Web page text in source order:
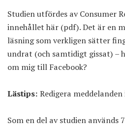
Studien utfördes av Consumer
innehållet här (pdf). Det är en
läsning som verkligen sätter
undrat (och samtidigt gissat) –
om mig till Facebook?
Lästips: Redigera
Som en del av studien